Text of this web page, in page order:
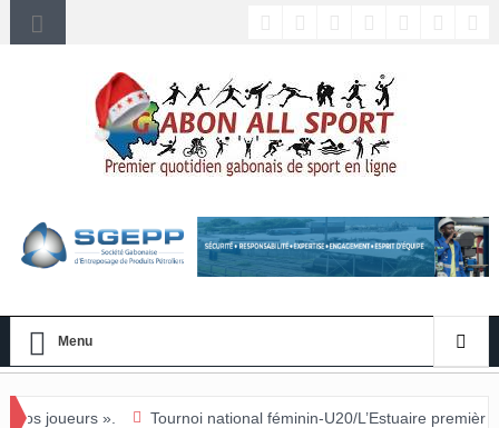
Menu
Tournoi national féminin-U20/L’Estuaire première équipe qualifiée